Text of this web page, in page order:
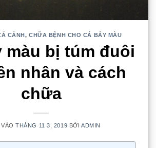
CẢNH ,CHỮA BỆNH CHO CÁ BẢY MÀU
màu bị túm đuôi
nhân và cách
chữa
VÀOTHÁNG 11 3, 2019 BỞI ADMIN